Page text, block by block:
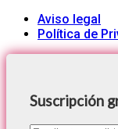
Aviso legal
Política de
Suscripción